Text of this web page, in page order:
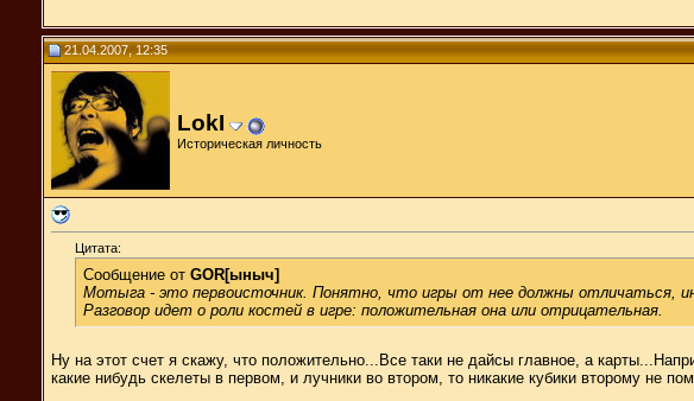
21.04.2007, 12:35
LokI
Историческая личность
Цитата:
Сообщение от GOR[ыныч]
Мотыга - это первоисточник. Понятно, что игры от нее должны отличаться,
Разговор идет о роли костей в игре: положительная она или отрицательная.
Ну на этот счет я скажу, что положительно...Все таки не дайсы главное, а
какие нибудь скелеты в первом, и лучники во втором, то никакие кубики второму не